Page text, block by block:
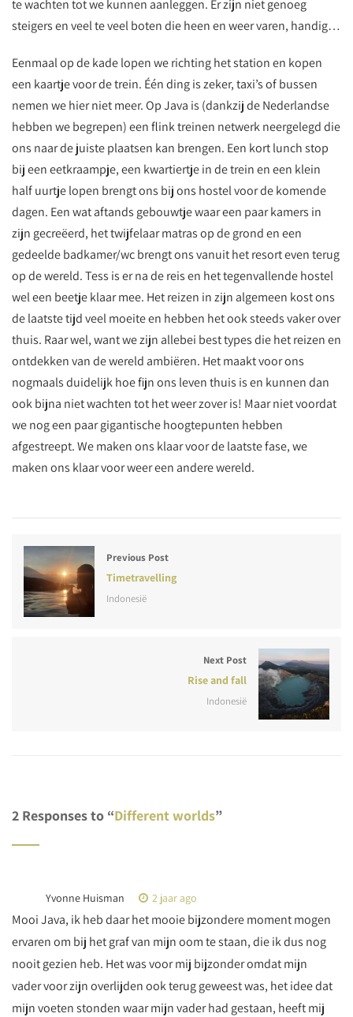
te wachten tot we kunnen aanleggen. Er zijn niet genoeg
steigers en veel te veel boten die heen en weer varen, handig…
Eenmaal op de kade lopen we richting het station en kopen
een kaartje voor de trein. Één ding is zeker, taxi’s of bussen
nemen we hier niet meer. Op Java is (dankzij de Nederlandse
hebben we begrepen) een flink treinen netwerk neergelegd die
ons naar de juiste plaatsen kan brengen. Een kort lunch stop
bij een eetkraampje, een kwartiertje in de trein en een klein
half uurtje lopen brengt ons bij ons hostel voor de komende
dagen. Een wat aftands gebouwtje waar een paar kamers in
zijn gecreëerd, het twijfelaar matras op de grond en een
gedeelde badkamer/wc brengt ons vanuit het resort even terug
op de wereld. Tess is er na de reis en het tegenvallende hostel
wel een beetje klaar mee. Het reizen in zijn algemeen kost ons
de laatste tijd veel moeite en hebben het ook steeds vaker over
thuis. Raar wel, want we zijn allebei best types die het reizen en
ontdekken van de wereld ambiëren. Het maakt voor ons
nogmaals duidelijk hoe fijn ons leven thuis is en kunnen dan
ook bijna niet wachten tot het weer zover is! Maar niet voordat
we nog een paar gigantische hoogtepunten hebben
afgestreept. We maken ons klaar voor de laatste fase, we
maken ons klaar voor weer een andere wereld.
Previous Post
Timetravelling
Indonesië
Next Post
Rise and fall
Indonesië
2 Responses to “Different worlds”
Yvonne Huisman 2 jaar ago
Mooi Java, ik heb daar het mooie bijzondere moment mogen
ervaren om bij het graf van mijn oom te staan, die ik dus nog
nooit gezien heb. Het was voor mij bijzonder omdat mijn
vader voor zijn overlijden ook terug geweest was, het idee dat
mijn voeten stonden waar mijn vader had gestaan, heeft mij